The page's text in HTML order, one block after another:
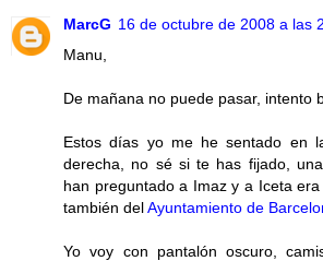
MarcG 16 de octubre de 2008 a las
Manu,
De mañana no puede pasar, intento
Estos días yo me he sentado en
derecha, no sé si te has fijado,
han preguntado a Imaz y a Iceta
también delAyuntamiento de
Yo voy con pantalón oscuro,